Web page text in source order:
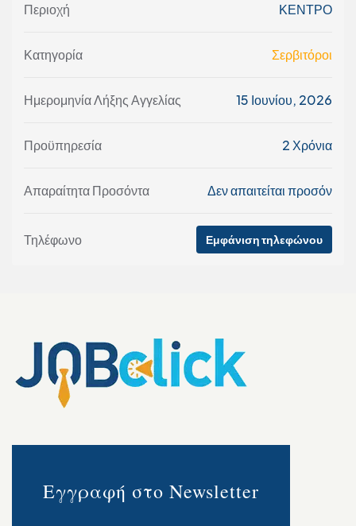
Περιοχή ΚΕΝΤΡΟ
Κατηγορία Σερβιτόροι
Ημερομηνία Λήξης Αγγελίας 15 Ιουνίου, 2026
Προϋπηρεσία 2 Χρόνια
Απαραίτητα Προσόντα Δεν απαιτείται προσόν
Τηλέφωνο Εμφάνιση τηλεφώνου
Εγγραφή στο Newsletter